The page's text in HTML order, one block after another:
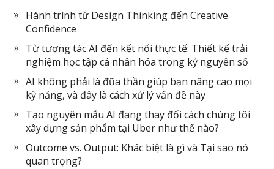
Hành trình từ Design Thinking đến Creative
Confidence
Từ tương tác AI đến kết nối thực tế: Thiết kế trải
nghiệm học tập cá nhân hóa trong kỷ nguyên số
AI không phải là đũa thần giúp bạn nâng cao mọi
kỹ năng, và đây là cách xử lý vấn đề này
Tạo nguyên mẫu AI đang thay đổi cách chúng tôi
xây dựng sản phẩm tại Uber như thế nào?
Outcome vs. Output: Khác biệt là gì và Tại sao nó
quan trọng?